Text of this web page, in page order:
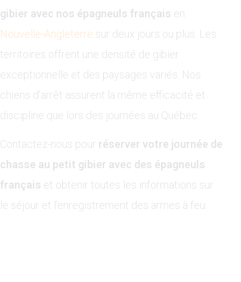
gibier avec nos épagneuls français en
Nouvelle-Angleterre sur deux jours ou plus. Les
territoires offrent une densité de gibier
exceptionnelle et des paysages variés. Nos
chiens d’arrêt assurent la même efficacité et
discipline que lors des journées au Québec.
Contactez-nous pour réserver votre journée de
chasse au petit gibier avec des épagneuls
français et obtenir toutes les informations sur
le séjour et l’enregistrement des armes à feu.